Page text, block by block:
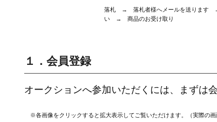
落札 → 落札者様へメールを送ります
い → 商品のお受け取り
１．会員登録
オークションへ参加いただくには、まずは
※各画像をクリックすると拡大表示してご覧いただけます。（実際の